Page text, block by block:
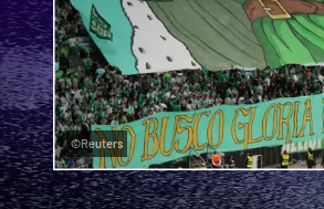
©Reuters